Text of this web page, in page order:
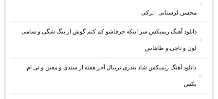
محسن لرستانی | ترکی
دانلود آهنگ ریمیکس سر اینکه حرفاشو کم کنم گوش از بیگ شگی و سامی
لون و ناجی و طاهاس
دانلود آهنگ ریمیکس شاد بندری تریبال آخر هفته از سندی و معین و تی ام
بکس